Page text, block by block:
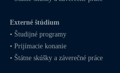
Externé štúdium
• Študijné programy
•Prijímacie konanie
• Štátne skúšky a záverečné práce